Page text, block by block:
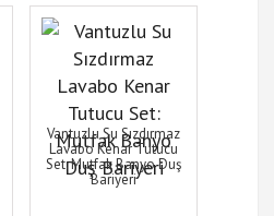
Vantuzlu Su Sızdırmaz
Lavabo Kenar Tutucu
Set: Mutfak Banyo Duş
Bariyeri